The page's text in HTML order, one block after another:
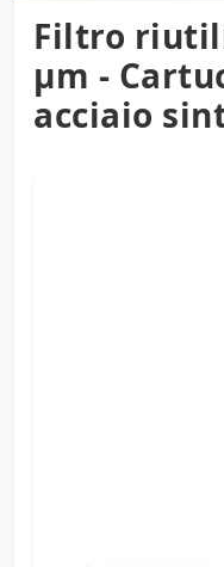
Filtro
µm -
acciaio